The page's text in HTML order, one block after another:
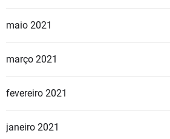
maio 2021
março 2021
fevereiro 2021
janeiro 2021